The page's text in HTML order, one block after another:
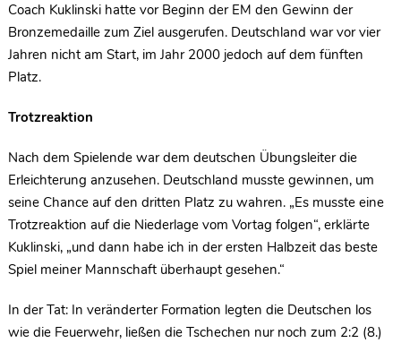
Coach Kuklinski hatte vor Beginn der EM den Gewinn der
Bronzemedaille zum Ziel ausgerufen. Deutschland war vor vier
Jahren nicht am Start, im Jahr 2000 jedoch auf dem fünften
Platz.
Trotzreaktion
Nach dem Spielende war dem deutschen Übungsleiter die
Erleichterung anzusehen. Deutschland musste gewinnen, um
seine Chance auf den dritten Platz zu wahren. „Es musste eine
Trotzreaktion auf die Niederlage vom Vortag folgen“, erklärte
Kuklinski, „und dann habe ich in der ersten Halbzeit das beste
Spiel meiner Mannschaft überhaupt gesehen.“
In der Tat: In veränderter Formation legten die Deutschen los
wie die Feuerwehr, ließen die Tschechen nur noch zum 2:2 (8.)